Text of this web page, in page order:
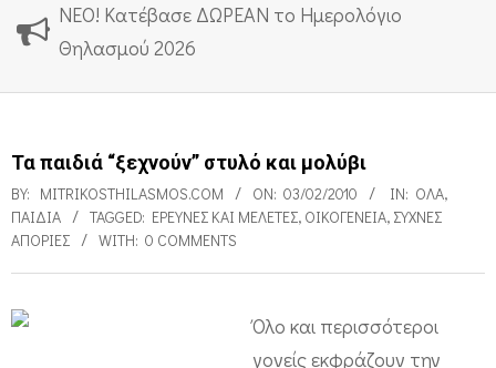
ΝΕΟ! Κατέβασε ΔΩΡΕΑΝ το Ημερολόγιο
Θηλασμού 2026
Τα παιδιά “ξεχνούν” στυλό και μολύβι
BY: MITRIKOSTHILASMOS.COM ON: 03/02/2010 IN: ΌΛΑ,
ΠΑΙΔΙΑ
TAGGED: ΕΡΕΥΝΕΣ ΚΑΙ ΜΕΛΈΤΕΣ, ΟΙΚΟΓΈΝΕΙΑ, ΣΥΧΝΈΣ
ΑΠΟΡΊΕΣ
WITH: 0 COMMENTS
Όλο και περισσότεροι
γονείς εκφράζουν την